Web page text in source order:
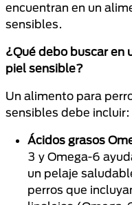
encuentran en un
sensibles.
¿Qué debo buscar en
piel sensible?
Un alimento para
sensibles debe incluir:
Ácidos grasos
3 y Omega-6
un pelaje
perros que